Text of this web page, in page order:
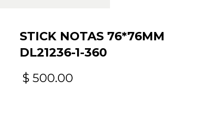
STICK NOTAS 76*76MM
DL21236-1-360
$ 500.00